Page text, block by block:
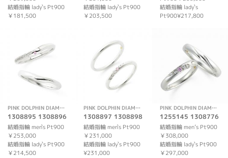
結婚指輪 lady`s Pt900
￥181,500
結婚指輪 lady`s Pt900
￥203,500
結婚指輪 lady`s
Pt900¥217,800
PINK DOLPHIN DIAMOND
1308895 1308896
結婚指輪 men`s Pt900
￥253,000
結婚指輪 lady`s Pt900
￥214,500
PINK DOLPHIN DIAMOND
1308897 1308898
結婚指輪 men`s Pt900
￥231,000
結婚指輪 lady`s Pt900
¥231,000
PINK DOLPHIN DIAMOND
1255145 1308776
結婚指輪 men’s Pt900
￥308,000
結婚指輪 lady`s Pt900
￥297,000